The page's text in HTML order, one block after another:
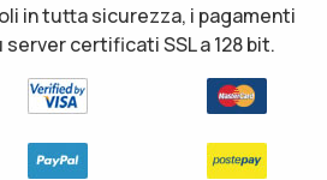
in tutta sicurezza, i pagamenti
certificati SSL a 128 bit.